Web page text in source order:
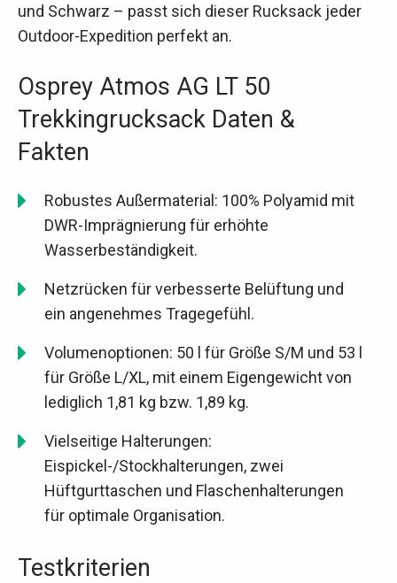
und Schwarz – passt sich dieser Rucksack jeder
Outdoor-Expedition perfekt an.
Osprey Atmos AG LT 50
Trekkingrucksack Daten &
Fakten
Robustes Außermaterial: 100% Polyamid mit
DWR-Imprägnierung für erhöhte
Wasserbeständigkeit.
Netzrücken für verbesserte Belüftung und
ein angenehmes Tragegefühl.
Volumenoptionen: 50 l für Größe S/M und 53 l
für Größe L/XL, mit einem Eigengewicht von
lediglich 1,81 kg bzw. 1,89 kg.
Vielseitige Halterungen:
Eispickel-/Stockhalterungen, zwei
Hüftgurttaschen und Flaschenhalterungen
für optimale Organisation.
Testkriterien